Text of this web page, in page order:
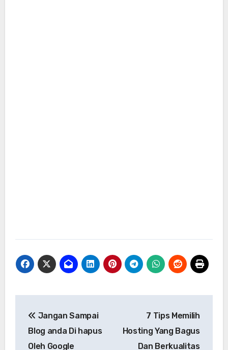
pos
Jangan Sampai
Blog anda Di hapus
Oleh Google
7 Tips Memilih
Hosting Yang Bagus
Dan Berkualitas